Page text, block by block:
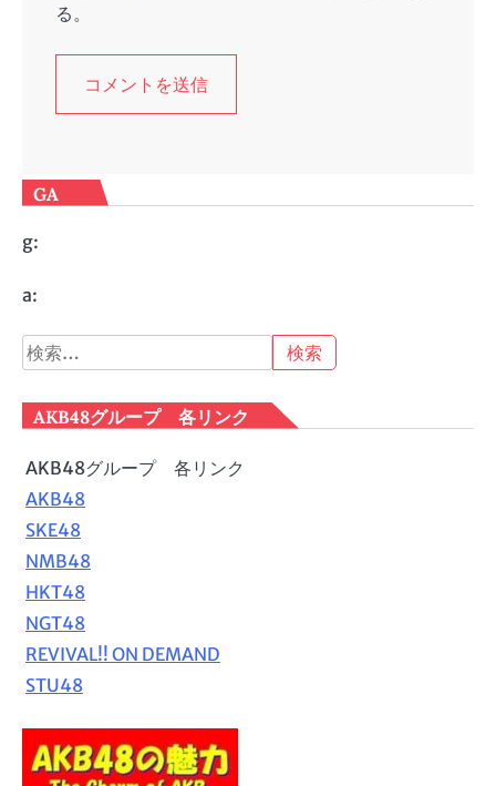
る。
GA
g:
a:
検
索:
AKB48グループ 各リンク
AKB48グループ 各リンク
AKB48
SKE48
NMB48
HKT48
NGT48
REVIVAL!! ON DEMAND
STU48